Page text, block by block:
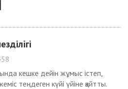
кешке дейін жұмыс істеп,
теңдеген күйі үйіне қайтты.